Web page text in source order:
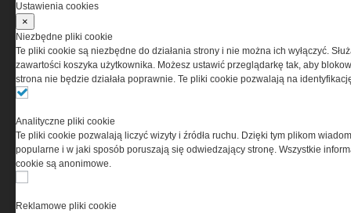
PRYWATNOŚĆ
informacji na Twoim komputerze. Pliki cookies stosujemy
w celu świadczenia usług na najwyższym poziomie,
w tym w sposób dostosowany do indywidualnych potrzeb.
Korzystanie z witryny bez zmiany ustawień dotyczących
dokonać zmiany ustawień przeglądarki dotyczących
Ustawienia cookies
×
Niezbędne pliki cookie
Te pliki cookie są niezbędne do działania strony i nie można ich wyłączyć.
zawartości koszyka użytkownika. Możesz ustawić przeglądarkę tak, aby
strona nie będzie działała poprawnie. Te pliki cookie pozwalają na
Analityczne pliki cookie
Te pliki cookie pozwalają liczyć wizyty i źródła ruchu. Dzięki tym plikom
popularne i w jaki sposób poruszają się odwiedzający stronę. Wszystkie
cookie są anonimowe.
Reklamowe pliki cookie